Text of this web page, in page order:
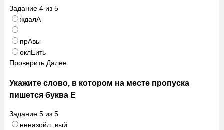
Задание 4из 5
ждалА
прАвы
оклЕить
Проверить Далее
Укажите слово, в котором на месте пропуска
пишется буква Е
Задание 5из 5
неназойл..вый